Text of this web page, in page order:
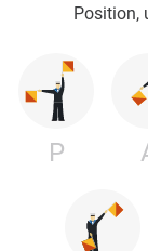
Position,
P